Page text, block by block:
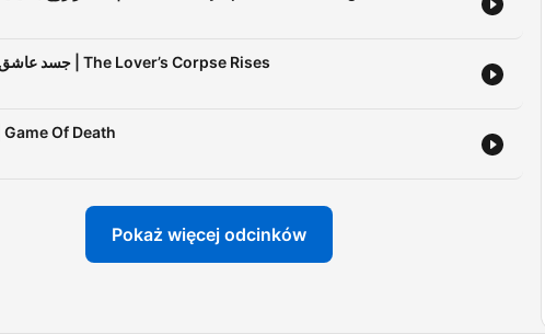
جسد عاشق برمی‌خیزد | The Lover’s Corpse Rises
بازی مرگ | Game Of Death
Pokaż więcej odcinków